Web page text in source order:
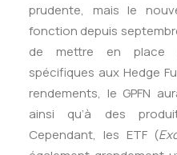
prudente, mais le
fonction depuis
de mettre en place
spécifiques aux Hedge
rendements, le GPFN
ainsi qu’à des
Cependant, les ETF (